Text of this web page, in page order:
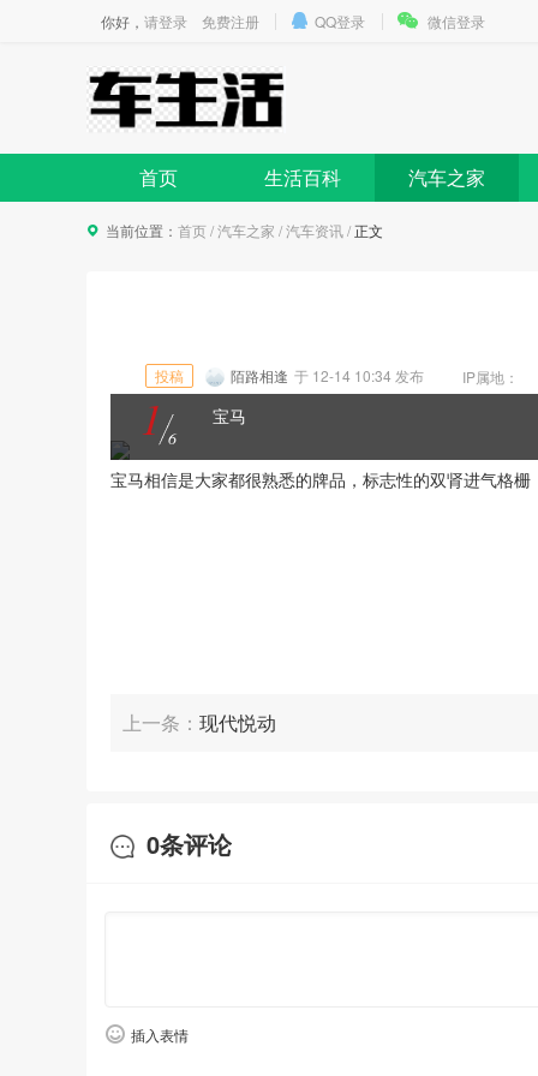
你好， 请登录 免费注册 QQ登录 微信登录
首页 生活百科 汽车之家
当前位置： 首页/汽车之家 /汽车资讯/正文
投稿 陌路相逢 于 12-14 10:34 发布 IP属地：
1 6
宝马
宝马相信是大家都很熟悉的牌品，标志性的双肾进气格
上一条： 现代悦动
0条评论
插入表情